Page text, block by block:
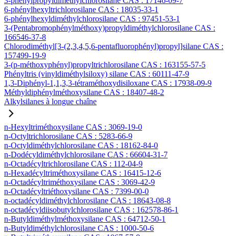
6-phénylhexyltrichlorosilane CAS : 18035-33-1
6-phénylhexyldiméthylchlorosilane CAS : 97451-53-1
3-(Pentabromophénylméthoxy)propyldiméthylchlorosilane CAS :
166546-37-8
Chlorodiméthyl[3-(2,3,4,5,6-pentafluorophényl)propyl]silane CAS :
157499-19-9
3-(p-méthoxyphényl)propyltrichlorosilane CAS : 163155-57-5
Phényltris (vinyldiméthylsiloxy) silane CAS : 60111-47-9
1,3-Diphényl-1,1,3,3-tétraméthoxydisiloxane CAS : 17938-09-9
Méthyldiphénylméthoxysilane CAS : 18407-48-2
Alkylsilanes à longue chaîne
n-Hexyltriméthoxysilane CAS : 3069-19-0
n-Octyltrichlorosilane CAS : 5283-66-9
n-Octyldiméthylchlorosilane CAS : 18162-84-0
n-Dodécyldiméthylchlorosilane CAS : 66604-31-7
n-Octadécyltrichlorosilane CAS : 112-04-9
n-Hexadécyltriméthoxysilane CAS : 16415-12-6
n-Octadécyltriméthoxysilane CAS : 3069-42-9
n-Octadécyltriéthoxysilane CAS : 7399-00-0
n-octadécyldiméthylchlorosilane CAS : 18643-08-8
n-octadécyldiisobutylchlorosilane CAS : 162578-86-1
n-Butyldiméthylméthoxysilane CAS : 64712-50-1
n-Butyldiméthylchlorosilane CAS : 1000-50-6